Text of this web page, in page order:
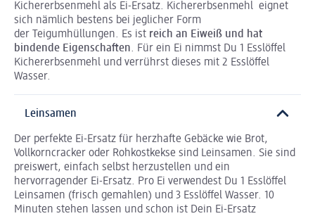
Kichererbsenmehl als Ei-Ersatz. Kichererbsenmehl eignet
sich nämlich bestens bei jeglicher Form
der Teigumhüllungen. Es ist reich an Eiweiß und hat
bindende Eigenschaften. Für ein Ei nimmst Du 1 Esslöffel
Kichererbsenmehl und verrührst dieses mit 2 Esslöffel
Wasser.
Leinsamen
Der perfekte Ei-Ersatz für herzhafte Gebäcke wie Brot,
Vollkorncracker oder Rohkostkekse sind Leinsamen. Sie sind
preiswert, einfach selbst herzustellen und ein
hervorragender Ei-Ersatz. Pro Ei verwendest Du 1 Esslöffel
Leinsamen (frisch gemahlen) und 3 Esslöffel Wasser. 10
Minuten stehen lassen und schon ist Dein Ei-Ersatz